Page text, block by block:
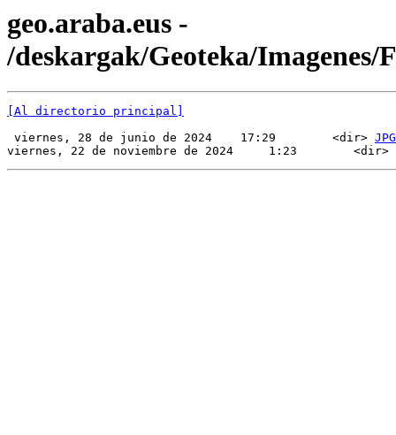
geo.araba.eus -
/deskargak/Geoteka/Imagenes/
[Al directorio principal]
viernes, 28 de junio de 2024    17:29        <dir> JPG
viernes, 22 de noviembre de 2024     1:23        <dir>